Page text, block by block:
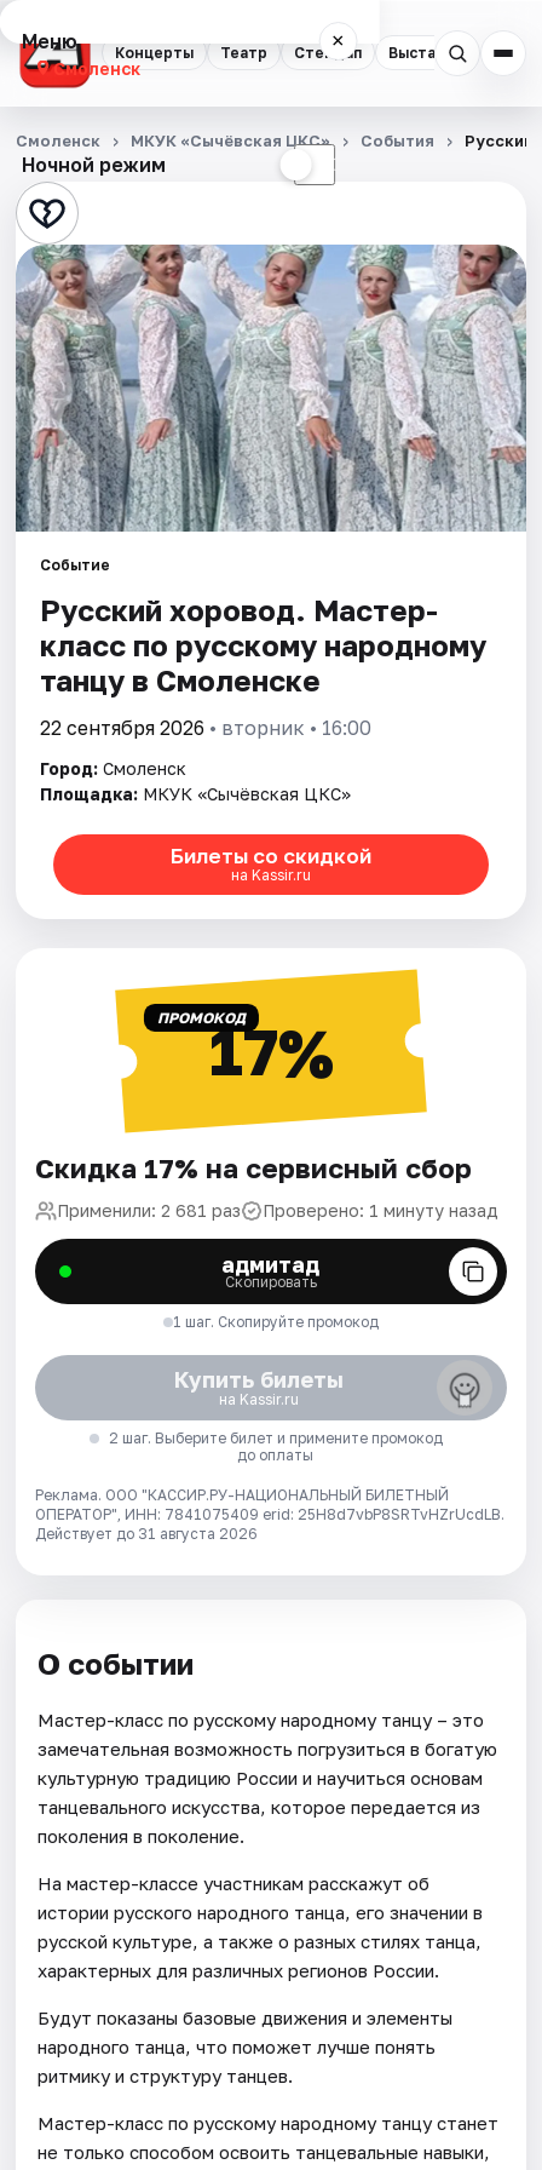
Концерты Театр Стендап Выставки
Меню ×
Смоленск
Концерты
Театр
Стендап
Выставки
Экскурсии
Спорт
События
Площадки
Артисты
Рейтинги
Ночной режим ☾
Смоленск МКУК «Сычёвская ЦКС» События Русский
Событие
Русский хоровод. Мастер-
класс по русскому народному
танцу в Смоленске
22 сентября 2026 • вторник • 16:00
Город: Смоленск
Площадка: МКУК «Сычёвская ЦКС»
Билеты со скидкой
на Kassir.ru
ПРОМОКОД17%
Скидка 17% на сервисный сбор
Применили: 2 681 раз Проверено: 1 минуту назад
адмитад
Скопировать
1 шаг. Скопируйте промокод
Купить билеты
на Kassir.ru
2 шаг. Выберите билет и примените промокод
до оплаты
Реклама. ООО "КАССИР.РУ-НАЦИОНАЛЬНЫЙ БИЛЕТНЫЙ
ОПЕРАТОР", ИНН: 7841075409 erid: 25H8d7vbP8SRTvHZrUcdLB.
Действует до 31 августа 2026
О событии
Мастер-класс по русскому народному танцу – это
замечательная возможность погрузиться в богатую
культурную традицию России и научиться основам
танцевального искусства, которое передается из
поколения в поколение.
На мастер-классе участникам расскажут об
истории русского народного танца, его значении в
русской культуре, а также о разных стилях танца,
характерных для различных регионов России.
Будут показаны базовые движения и элементы
народного танца, что поможет лучше понять
ритмику и структуру танцев.
Мастер-класс по русскому народному танцу станет
не только способом освоить танцевальные навыки,